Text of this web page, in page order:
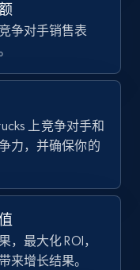
Product
Rating,
and
争对手销售表
上竞争对手和
力，并确保你的
最大化 ROI，
来增长结果。